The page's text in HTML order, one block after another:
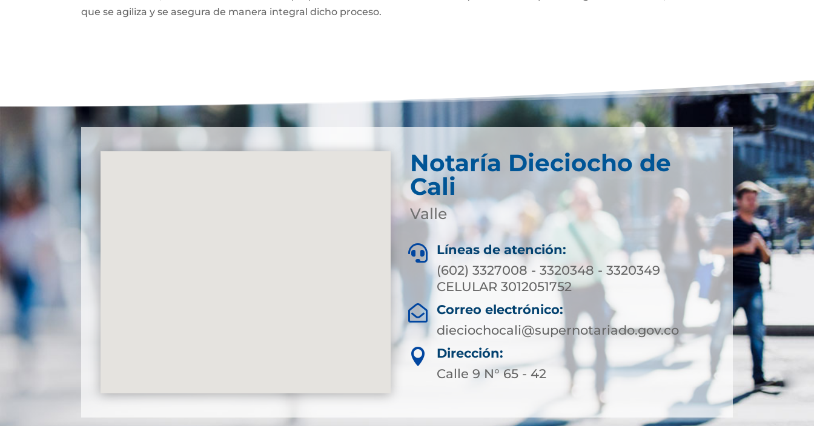
que se agiliza y se asegura de manera integral dicho proceso.
Notaría Dieciocho de
Cali
Valle

Líneas de atención:
(602) 3327008 - 3320348 - 3320349
CELULAR 3012051752

Correo electrónico:
dieciochocali@supernotariado.gov.co

Dirección:
Calle 9 N° 65 - 42